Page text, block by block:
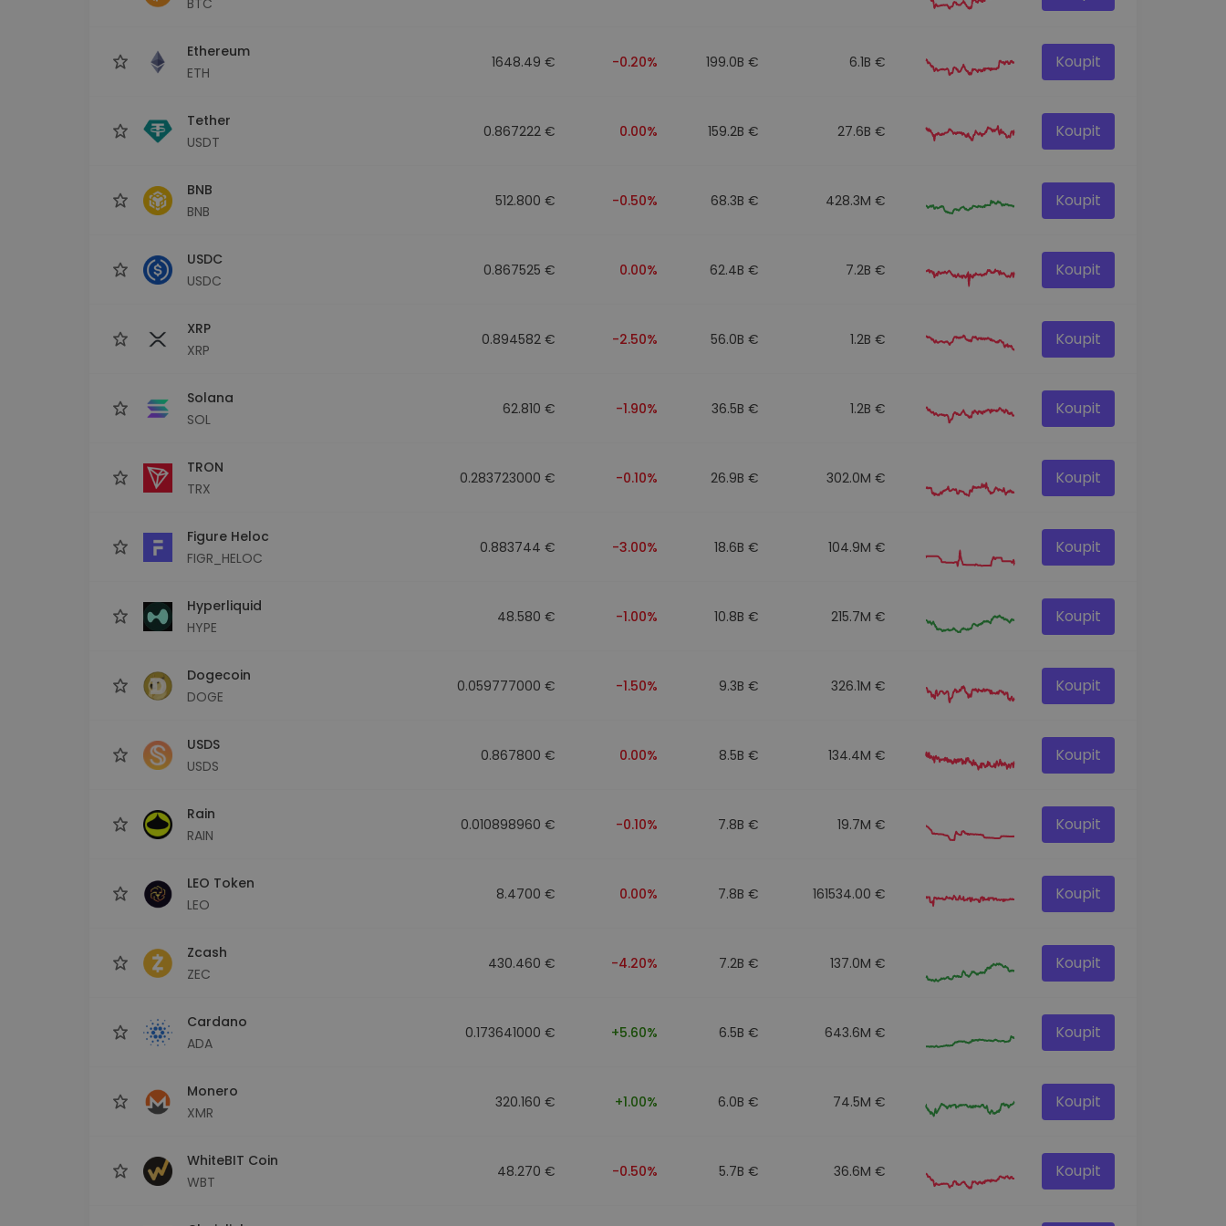
Ethereum
ETH
1648.49 € -0.20% 199.0B € 6.1B € Koupit
Tether
USDT
0.867222 € 0.00% 159.2B € 27.6B € Koupit
BNB
BNB
512.800 € -0.50% 68.3B € 428.3M € Koupit
USDC
USDC
0.867525 € 0.00% 62.4B € 7.2B € Koupit
XRP
XRP
0.894582 € -2.50% 56.0B € 1.2B € Koupit
Solana
SOL
62.810 € -1.90% 36.5B € 1.2B € Koupit
TRON
TRX
0.283723000 € -0.10% 26.9B € 302.0M € Koupit
Figure Heloc
FIGR_HELOC
0.883744 € -3.00% 18.6B € 104.9M € Koupit
Hyperliquid
HYPE
48.580 € -1.00% 10.8B € 215.7M € Koupit
Dogecoin
DOGE
0.059777000 € -1.50% 9.3B € 326.1M € Koupit
USDS
USDS
0.867800 € 0.00% 8.5B € 134.4M € Koupit
Rain
RAIN
0.010898960 € -0.10% 7.8B € 19.7M € Koupit
LEO Token
LEO
8.4700 € 0.00% 7.8B € 161534.00 € Koupit
Zcash
ZEC
430.460 € -4.20% 7.2B € 137.0M € Koupit
Cardano
ADA
0.173641000 € +5.60% 6.5B € 643.6M € Koupit
Monero
XMR
320.160 € +1.00% 6.0B € 74.5M € Koupit
WhiteBIT Coin
WBT
48.270 € -0.50% 5.7B € 36.6M € Koupit